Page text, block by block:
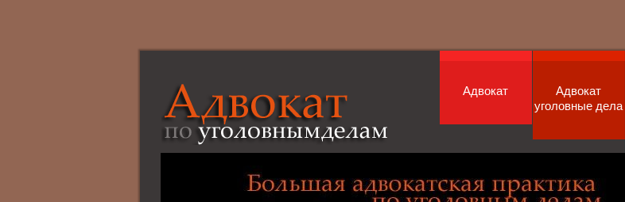
Адвокат
Адвокат
уголовные дела